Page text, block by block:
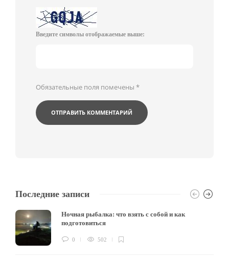
Введите символы отображаемые выше:
Обязательные поля помечены *
Последние записи
Ночная рыбалка: что взять с собой и как
подготовиться
0 502